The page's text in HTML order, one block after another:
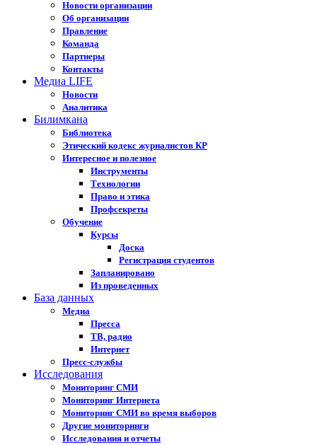
Новости организации
Об организации
Правление
Команда
Партнеры
Контакты
Медиа LIFE
Новости
Аналитика
Билимкана
Библиотека
Этический кодекс журналистов КР
Интересное и полезное
Инструменты
Технологии
Право и этика
Профсекреты
Обучение
Курсы
Доска
Регистрация студентов
Запланировано
Из проведенных
База данных
Медиа
Пресса
ТВ, радио
Интернет
Пресс-службы
Исследования
Мониторинг СМИ
Мониторинг Интернета
Мониторинг СМИ во время выборов
Другие мониторинги
Исследования и отчеты